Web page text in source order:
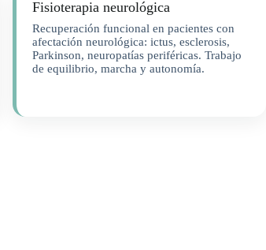
Fisioterapia neurológica
Recuperación funcional en pacientes con
afectación neurológica: ictus, esclerosis,
Parkinson, neuropatías periféricas. Trabajo
de equilibrio, marcha y autonomía.